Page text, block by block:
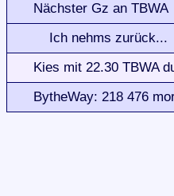
Nächster Gz an TBWA
Ich nehms zurück...
Kies mit 22.30 TBWA
BytheWay: 218 476